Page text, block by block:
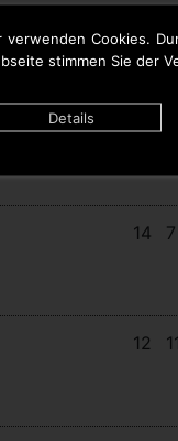
verwenden Cookies.
stimmen Sie der
Details
11 7
14 7
12 11